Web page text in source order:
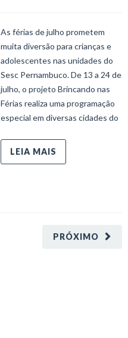
As férias de julho prometem
muita diversão para crianças e
adolescentes nas unidades do
Sesc Pernambuco. De 13 a 24 de
julho, o projeto Brincando nas
Férias realiza uma programação
especial em diversas cidades do
LEIA MAIS
PRÓXIMO